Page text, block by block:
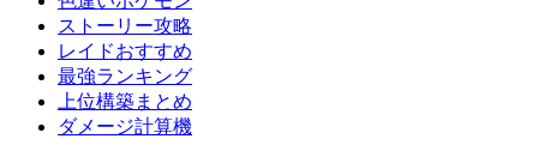
ストーリー攻略
レイドおすすめ
最強ランキング
上位構築まとめ
ダメージ計算機